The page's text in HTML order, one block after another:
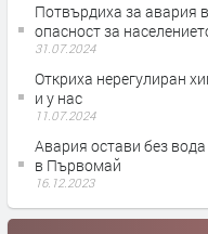
Потвърдиха за авария
опасност за
31.07.2024
Откриха нерегулиран
и у нас
11.07.2024
Авария остави без
в Първомай
16.12.2023